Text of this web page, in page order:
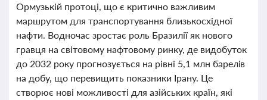
Ормузькій протоці, що є критично важливим
маршрутом для транспортування близькосхідної
нафти. Водночас зростає роль Бразилії як нового
гравця на світовому нафтовому ринку, де видобуток
до 2032 року прогнозується на рівні 5,1 млн барелів
на добу, що перевищить показники Ірану. Це
створює нові можливості для азійських країн, які